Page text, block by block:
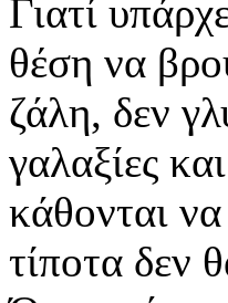
Γιατί
θέση να
ζάλη, δεν
γαλαξίες
κάθονται
τίποτα δεν